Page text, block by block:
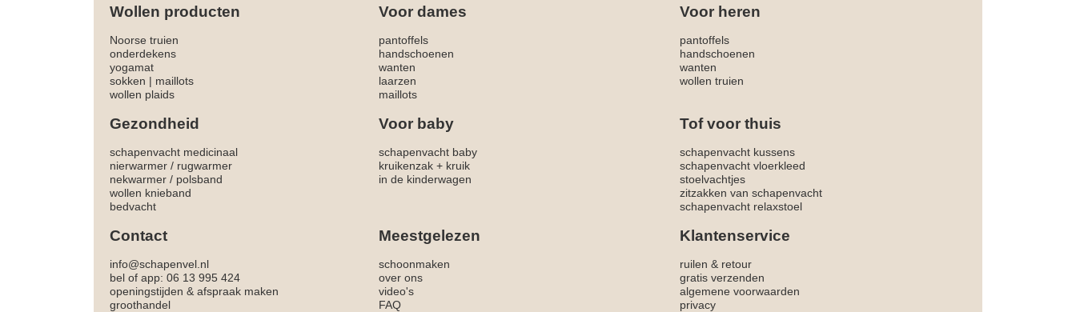
Wollen producten Voor dames Voor heren
Noorse truien pantoffels
pantoffels
onderdekens
handschoenen
handschoenen
yogamat
wanten
wanten
sokken | maillots laarzen
wollen truien
wollen plaids
maillots
Gezondheid Voor baby Tof voor thuis
schapenvacht medicinaal schapenvacht baby
schapenvacht kussens
nierwarmer / rugwarmer kruikenzak + kruik
schapenvacht vloerkleed
nekwarmer / polsband in de kinderwagen
stoelvachtjes
wollen knieband
zitzakken van schapenvacht
bedvacht
schapenvacht relaxstoel
Contact Meestgelezen Klantenservice
info@schapenvel.nl schoonmaken
ruilen & retour
bel of app: 06 13 995 424
over ons
gratis verzenden
openingstijden & afspraak maken
video's
algemene voorwaarden
groothandel
FAQ privacy